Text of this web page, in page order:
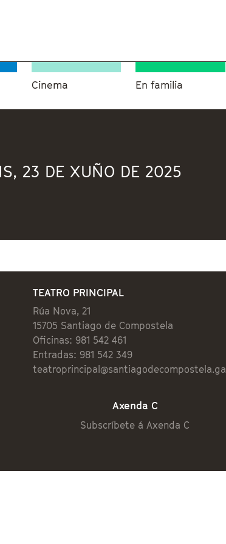
Cinema En familia
23 DE XUÑO DE 2025
TEATRO PRINCIPAL
Rúa Nova, 21
15705 Santiago de Compostela
Oficinas: 981 542 461
Entradas: 981 542 349
teatroprincipal@santiagodecompostela.gal
Axenda C
Subscríbete á Axenda C